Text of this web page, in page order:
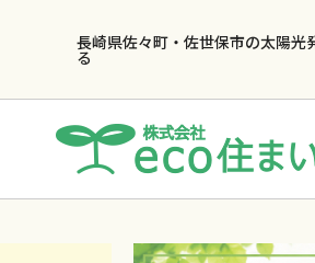
長崎県佐々町・佐世保市の太陽
る